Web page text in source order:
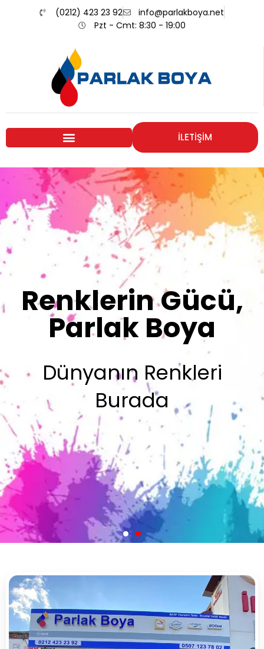
(0212) 423 23 92
info@parlakboya.net
Pzt - Cmt: 8:30 - 19:00
İLETİŞİM
Renklerimiz
Sizin İmzanız
Olsun